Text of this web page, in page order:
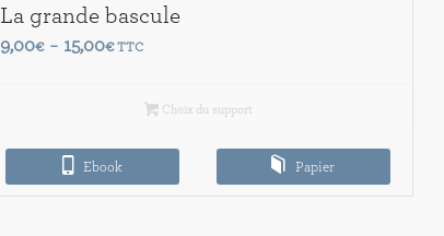
La grande bascule
9,00€ – 15,00€Plage
9,00€
à
15,00€
TTC
Choix du support
Ebook Papier